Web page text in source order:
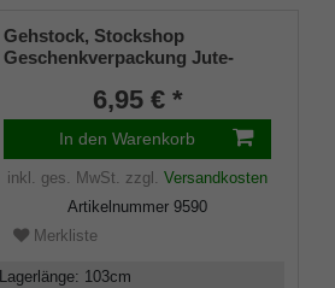
Gehstock, Stockshop
Geschenkverpackung Jute-
Klettverschluss6,95 € *
In den Warenkorb
inkl. ges. MwSt. zzgl. Versandkosten
Artikelnummer 9590
Merkliste
Lagerlänge: 103cm